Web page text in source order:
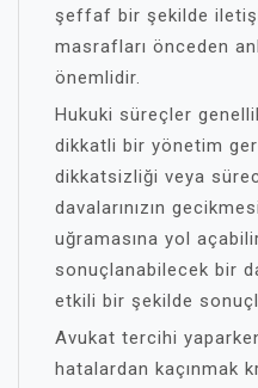
şeffaf bir şekilde
masrafları önceden
önemlidir.
Hukuki süreçler
dikkatli bir yönetim
dikkatsizliği veya
davalarınızın
uğramasına yol
sonuçlanabilecek bir
etkili bir şekilde
Avukat tercihi
hatalardan kaçınmak